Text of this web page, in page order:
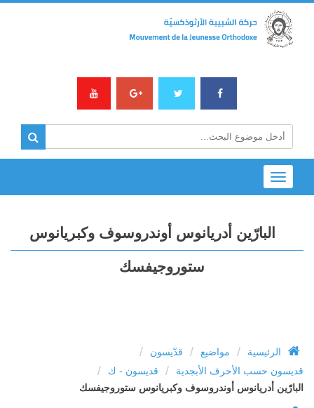
Toggle
navigation
البارّين أدريانوس أوندروسوف وكبريانوس
ستوروجيفسك
الرئيسية / مواضيع / قدّيسون /
قديسون حسب الأحرف الأبجدية / قديسون - ك /
البارّين أدريانوس أوندروسوف وكبريانوس ستوروجيفسك